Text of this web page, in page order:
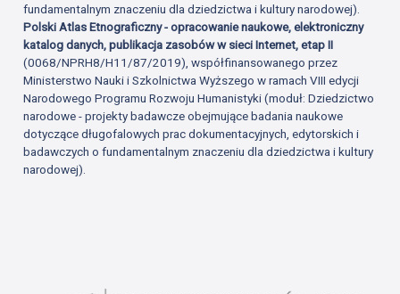
fundamentalnym znaczeniu dla dziedzictwa i kultury narodowej).
Polski Atlas Etnograficzny - opracowanie naukowe, elektroniczny
katalog danych, publikacja zasobów w sieci Internet, etap II
(0068/NPRH8/H11/87/2019), współfinansowanego przez
Ministerstwo Nauki i Szkolnictwa Wyższego w ramach VIII edycji
Narodowego Programu Rozwoju Humanistyki (moduł: Dziedzictwo
narodowe - projekty badawcze obejmujące badania naukowe
dotyczące długofalowych prac dokumentacyjnych, edytorskich i
badawczych o fundamentalnym znaczeniu dla dziedzictwa i kultury
narodowej).